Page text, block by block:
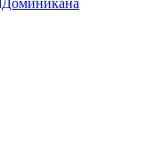
Доминикана